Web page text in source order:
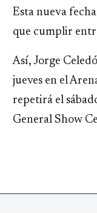
Esta nueva
que cumplir
Así, Jorge
jueves en el
repetirá el
General Show